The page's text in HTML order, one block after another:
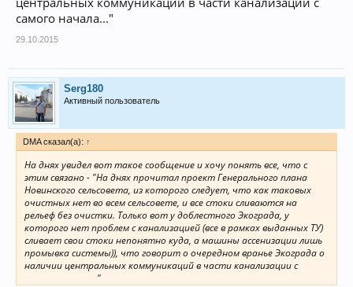
самого начала..."
29.10.2015
Serg180
Активный пользователь
DMA сказал(а): ↑
На днях увидел вот такое сообщение и хочу понять все, что с
этим связано - "На днях прочитал проект Генерального плана
Новинского сельсовета, из которого следует, что как таковых
очистных нет во всем сельсовете, и все стоки сливаются на
рельеф без очистки. Только вот у доблестного Экограда, у
которого нет проблем с канализацией (все в рамках выданных ТУ)
сливает свои стоки непонятно куда, а машины ассенизации лишь
промывка системы)), что говорит о очередном вранье Экограда о
наличии центральных коммуникаций в части канализации с
самого начала..."